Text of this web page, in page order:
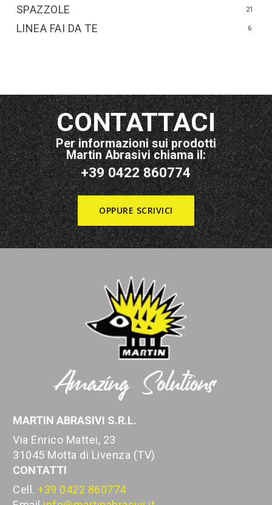
LINEA FAI DA TE 6
SPAZZOLE 21
CONTATTACI
Per informazioni sui prodotti
Martin Abrasivi chiama il:
+39 0422 860774
OPPURE SCRIVICI
MARTIN ABRASIVI S.R.L.
Via Enrico Mattei, 23
31045 Motta di Livenza (TV)
CONTATTI
Cell.+39 0422 860774